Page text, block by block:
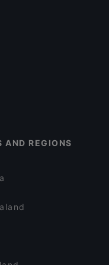
AND REGIONS